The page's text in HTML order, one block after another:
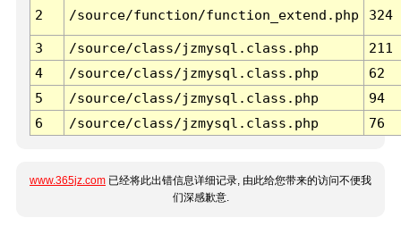
2 /source/function/function_extend.php 324
3 /source/class/jzmysql.class.php
211
4
/source/class/jzmysql.class.php
62
5
/source/class/jzmysql.class.php
94
6
/source/class/jzmysql.class.php 76
www.365jz.com 已经将此出错信息详细记录, 由此给您带来的访问不便我
们深感歉意.